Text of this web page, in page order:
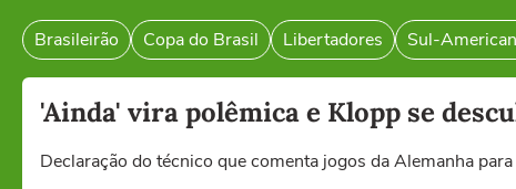
Brasileirão Copa do Brasil Libertadores Sul-
'Ainda' vira polêmica e Klopp se
Declaração do técnico que comenta jogos da Alemanha